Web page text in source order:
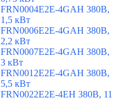
FRN0004E2E-4GAH 380В,
1,5 кВт
FRN0006E2E-4GAH 380В,
2,2 кВт
FRN0007E2E-4GAH 380В,
3 кВт
FRN0012E2E-4GAH 380В,
5,5 кВт
FRN0022E2E-4EH 380В, 11